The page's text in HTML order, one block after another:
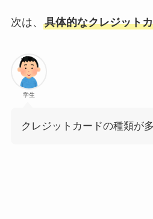
次は、 具体的なクレジット
学生
クレジットカードの種類が